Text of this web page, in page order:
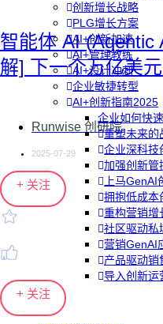
创新增长战略
PLG增长方案
AI+创新加速
AI+管理教练
AI+设计冲刺
企业敏捷转型
AI+创新指南2025
企业如何快
重塑未来的
企业深科技
加强创新管
上马GenAI
拥抱低成本
重构营销增
社区驱动私
营销GenAI
产品驱动销
导入创新运
智能体 AI (Agentic
解] 下一个万亿美
Runwise 创研院
2025-07-29
+ 关注
+ 关注